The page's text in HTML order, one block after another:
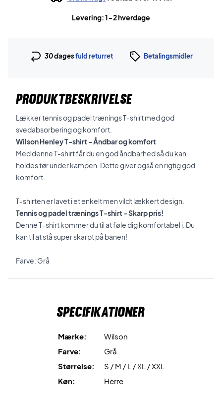
Levering: 1-2 hverdage
30 dagesfuld returret Betalingsmidler
PRODUKTBESKRIVELSE
Lækker tennis og padel trænings T-shirt med god
svedabsorbering og komfort.
Wilson Henley T-shirt - Åndbar og komfort
Med denne T-shirt får du en god åndbarhed så du kan
holdes tør under kampen. Dette giver også en rigtig god
komfort.
T-shirten er lavet i et enkelt men vildt lækkert design.
Tennis og padel trænings T-shirt - Skarp pris!
Denne T-shirt kommer du til at føle dig komfortabel i. Du
kan til at stå super skarpt på banen!
Farve: Grå
Specifikationer
Mærke:
Wilson
Farve:
Grå
Størrelse:
S / M / L / XL / XXL
Køn:
Herre